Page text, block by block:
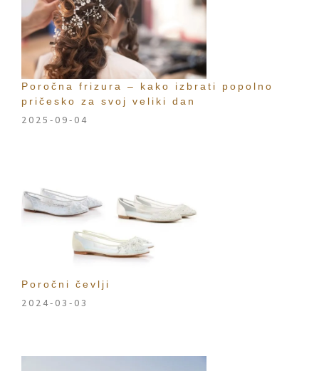
Poročna frizura – kako izbrati popolno
pričesko za svoj veliki dan
2025-09-04
Poročni čevlji
2024-03-03